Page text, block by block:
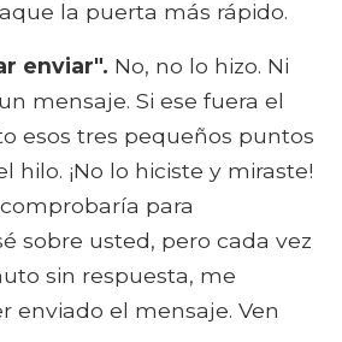
la puerta más rápido.
enviar". No, no lo hizo. Ni
mensaje. Si ese fuera el
esos tres pequeños puntos
hilo. ¡No lo hiciste y miraste!
para
sobre usted, pero cada vez
sin respuesta, me
enviado el mensaje. Ven